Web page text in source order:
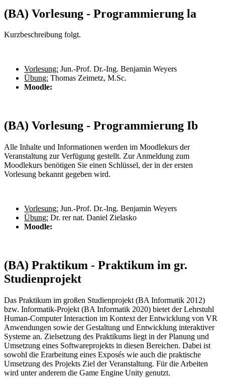
(BA) Vorlesung - Programmierung la
Kurzbeschreibung folgt.
Vorlesung: Jun.-Prof. Dr.-Ing. Benjamin Weyers
Übung: Thomas Zeimetz, M.Sc.
Moodle:
(BA) Vorlesung - Programmierung Ib
Alle Inhalte und Informationen werden im Moodlekurs der
Veranstaltung zur Verfügung gestellt. Zur Anmeldung zum
Moodlekurs benötigen Sie einen Schlüssel, der in der ersten
Vorlesung bekannt gegeben wird.
Vorlesung: Jun.-Prof. Dr.-Ing. Benjamin Weyers
Übung: Dr. rer nat. Daniel Zielasko
Moodle:
(BA) Praktikum - Praktikum im gr.
Studienprojekt
Das Praktikum im großen Studienprojekt (BA Informatik 2012)
bzw. Informatik-Projekt (BA Informatik 2020) bietet der Lehrstuhl
Human-Computer Interaction im Kontext der Entwicklung von VR
Anwendungen sowie der Gestaltung und Entwicklung interaktiver
Systeme an. Zielsetzung des Praktikums liegt in der Planung und
Umsetzung eines Softwareprojekts in diesen Bereichen. Dabei ist
sowohl die Erarbeitung eines Exposés wie auch die praktische
Umsetzung des Projekts Ziel der Veranstaltung. Für die Arbeiten
wird unter anderem die Game Engine Unity genutzt.